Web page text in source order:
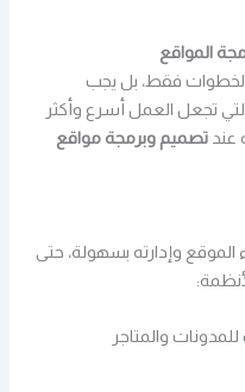
المواقع
الخطوات فقط، بل يجب
تجعل العمل أسرع وأكثر
عندتصميم وبرمجة مواقع
الموقع وإدارته بسهولة، حتى
والمتاجر